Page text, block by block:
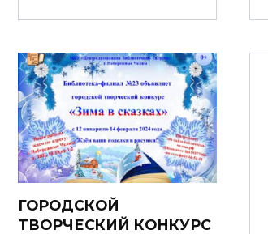
ГОРОДСКОЙ
ТВОРЧЕСКИЙ КОНКУРС